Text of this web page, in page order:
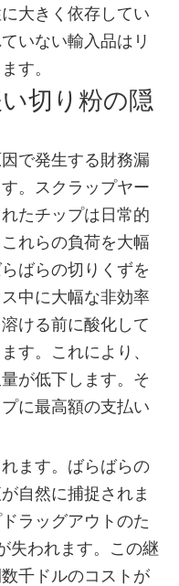
大きく依存してい
いない輸入品はリ
す。
切り粉の隠
で発生する財務漏
。スクラップヤー
たチップは日常的
れらの負荷を大幅
ばらの切りくずを
中に大幅な非効率
ける前に酸化して
す。これにより、
が低下します。そ
に最高額の支払い
ます。ばらばらの
自然に捕捉されま
ラッグアウトのた
失われます。この継
千ドルのコストが